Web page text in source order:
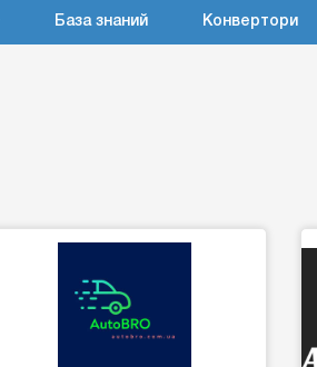
База знаний Конвертори